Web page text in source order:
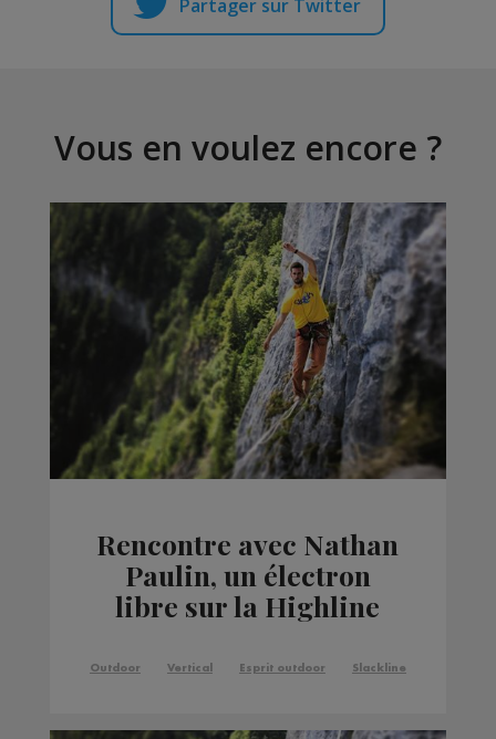
Partager sur Twitter
Vous en voulez encore ?
Rencontre avec Nathan
Paulin, un électron
libre sur la Highline
Outdoor Vertical Esprit outdoor Slackline